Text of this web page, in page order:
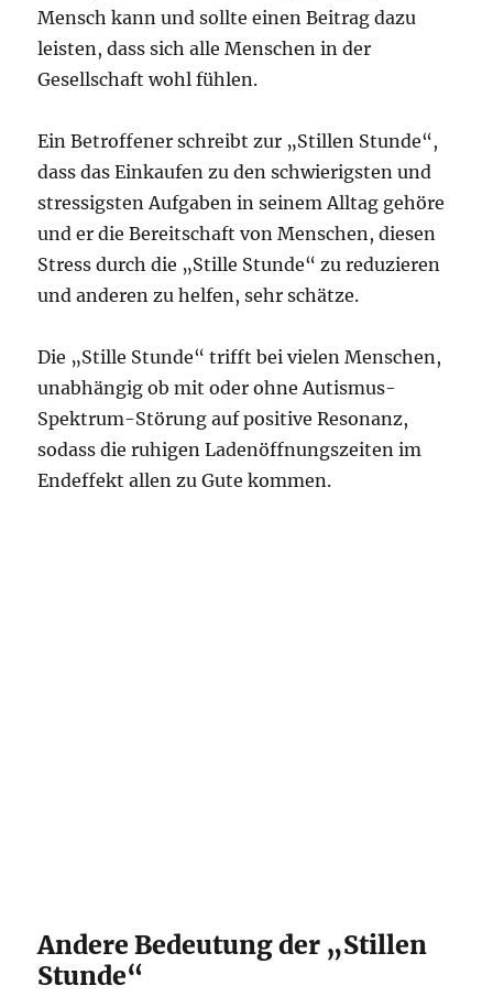
Mensch kann und sollte einen Beitrag dazu
leisten, dass sich alle Menschen in der
Gesellschaft wohl fühlen.
Ein Betroffener schreibt zur „Stillen Stunde“,
dass das Einkaufen zu den schwierigsten und
stressigsten Aufgaben in seinem Alltag gehöre
und er die Bereitschaft von Menschen, diesen
Stress durch die „Stille Stunde“ zu reduzieren
und anderen zu helfen, sehr schätze.
Die „Stille Stunde“ trifft bei vielen Menschen,
unabhängig ob mit oder ohne Autismus-
Spektrum-Störung auf positive Resonanz,
sodass die ruhigen Ladenöffnungszeiten im
Endeffekt allen zu Gute kommen.
Andere Bedeutung der „Stillen
Stunde“